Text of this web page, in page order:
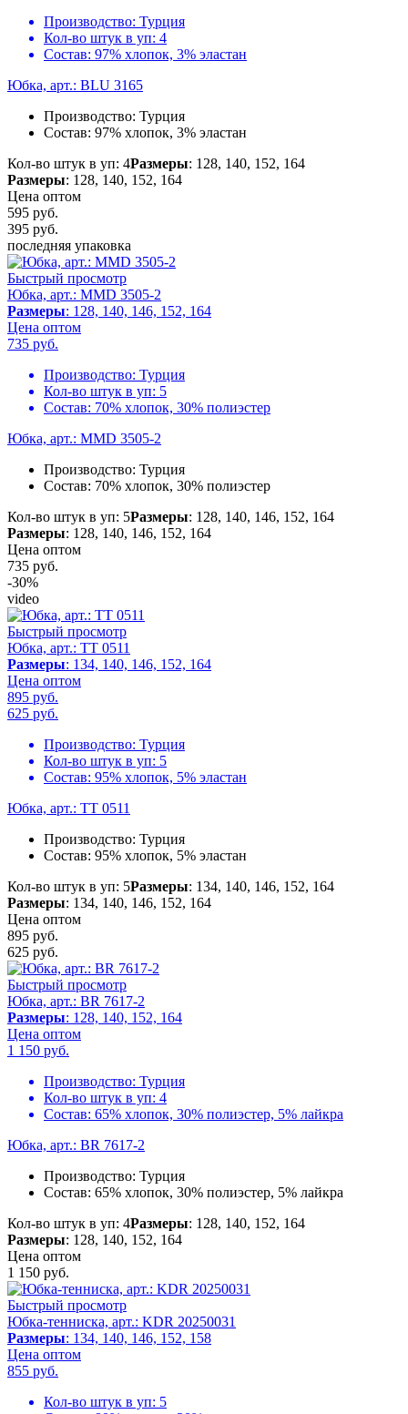
Производство: Турция
Кол-во штук в уп: 4
Состав: 97% хлопок, 3% эластан
Юбка, арт.: BLU 3165
Производство: Турция
Состав: 97% хлопок, 3% эластан
Кол-во штук в уп: 4Размеры: 128, 140, 152, 164
Размеры: 128, 140, 152, 164
Цена оптом
595 руб.
395 руб.
последняя упаковка
Быстрый просмотр
Юбка, арт.: MMD 3505-2
Размеры: 128, 140, 146, 152, 164
Цена оптом
735 руб.
Производство: Турция
Кол-во штук в уп: 5
Состав: 70% хлопок, 30% полиэстер
Юбка, арт.: MMD 3505-2
Производство: Турция
Состав: 70% хлопок, 30% полиэстер
Кол-во штук в уп: 5Размеры: 128, 140, 146, 152, 164
Размеры: 128, 140, 146, 152, 164
Цена оптом
735 руб.
-30%
video
Быстрый просмотр
Юбка, арт.: TT 0511
Размеры: 134, 140, 146, 152, 164
Цена оптом
895 руб.
625 руб.
Производство: Турция
Кол-во штук в уп: 5
Состав: 95% хлопок, 5% эластан
Юбка, арт.: TT 0511
Производство: Турция
Состав: 95% хлопок, 5% эластан
Кол-во штук в уп: 5Размеры: 134, 140, 146, 152, 164
Размеры: 134, 140, 146, 152, 164
Цена оптом
895 руб.
625 руб.
Быстрый просмотр
Юбка, арт.: BR 7617-2
Размеры: 128, 140, 152, 164
Цена оптом
1 150 руб.
Производство: Турция
Кол-во штук в уп: 4
Состав: 65% хлопок, 30% полиэстер, 5% лайкра
Юбка, арт.: BR 7617-2
Производство: Турция
Состав: 65% хлопок, 30% полиэстер, 5% лайкра
Кол-во штук в уп: 4Размеры: 128, 140, 152, 164
Размеры: 128, 140, 152, 164
Цена оптом
1 150 руб.
Быстрый просмотр
Юбка-тенниска, арт.: KDR 20250031
Размеры: 134, 140, 146, 152, 158
Цена оптом
855 руб.
Кол-во штук в уп: 5